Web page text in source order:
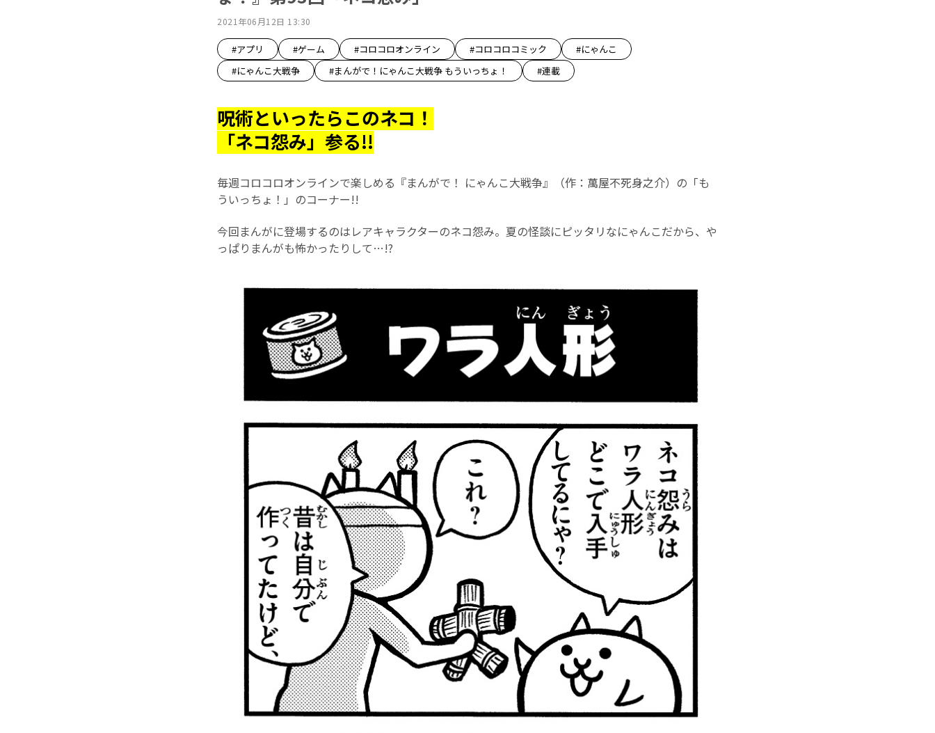
2021年06月12日 13:30
#アプリ #ゲーム #コロコロオンライン #コロコロコミック
#にゃんこ
#にゃんこ大戦争
#まんがで！にゃんこ大戦争 もういっちょ！ #連載
呪術といったらこのネコ！
「ネコ怨み」参る!!
毎週コロコロオンラインで楽しめる『まんがで！ にゃんこ大戦争』（作：萬屋不死身之介）の「も
ういっちょ！」のコーナー!!
今回まんがに登場するのはレアキャラクターのネコ怨み。夏の怪談にピッタリなにゃんこだから、や
っぱりまんがも怖かったりして…!?